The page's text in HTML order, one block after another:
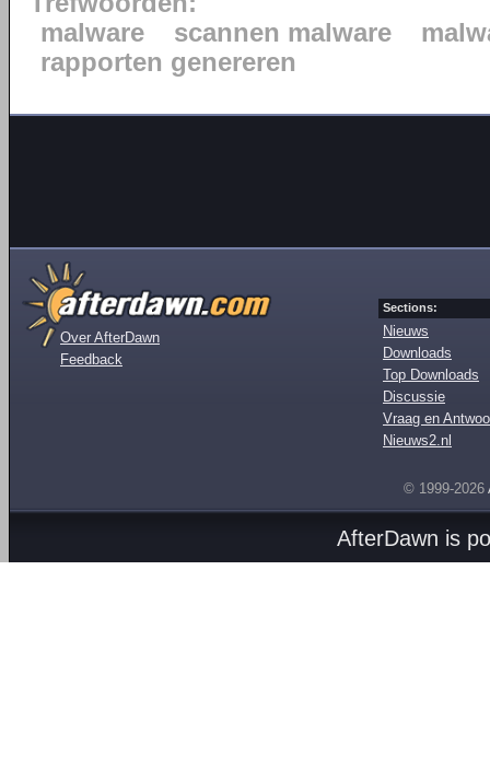
malware
scannen malware
rapporten genereren
Over AfterDawn
Feedback
Sections:
Nieuws
Downloads
Top Downloads
Discussie
Vraag en
Nieuws2.nl
© 1999-2026
AfterDawn is